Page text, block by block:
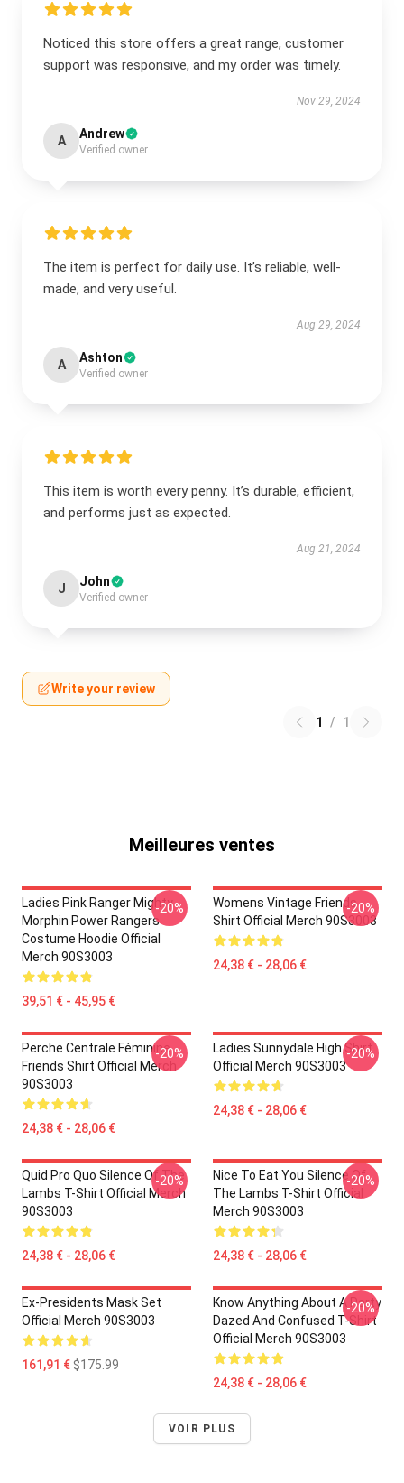
Noticed this store offers a great range, customer
support was responsive, and my order was timely.
Nov 29, 2024
A Andrew
Verified owner
The item is perfect for daily use. It’s reliable, well-
made, and very useful.
Aug 29, 2024
A Ashton
Verified owner
This item is worth every penny. It’s durable, efficient,
and performs just as expected.
Aug 21, 2024
J John
Verified owner
Write your review
1 / 1
Meilleures ventes
Ladies Pink Ranger Mighty
Morphin Power Rangers
Costume Hoodie Official
Merch 90S3003
39,51 € - 45,95 €
-20%
Womens Vintage Friends
Shirt Official Merch 90S3003
24,38 € - 28,06 €
-20%
Perche Centrale Féminine
Friends Shirt Official Merch
90S3003
24,38 € - 28,06 €
-20%
Ladies Sunnydale High Shirt
Official Merch 90S3003
24,38 € - 28,06 €
-20%
Quid Pro Quo Silence Of The
Lambs T-Shirt Official Merch
90S3003
24,38 € - 28,06 €
-20%
Nice To Eat You Silence Of
The Lambs T-Shirt Official
Merch 90S3003
24,38 € - 28,06 €
-20%
Ex-Presidents Mask Set
Official Merch 90S3003
161,91 €$175.99
Know Anything About A Party
Dazed And Confused T-Shirt
Official Merch 90S3003
24,38 € - 28,06 €
-20%
VOIR PLUS